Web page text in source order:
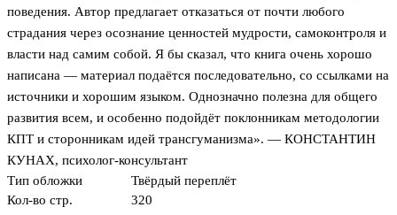
поведения. Автор предлагает отказаться от почти любого
страдания через осознание ценностей мудрости, самоконтроля и
власти над самим собой. Я бы сказал, что книга очень хорошо
написана — материал подаётся последовательно, со ссылками на
источники и хорошим языком. Однозначно полезна для общего
развития всем, и особенно подойдёт поклонникам методологии
КПТ и сторонникам идей трансгуманизма». — КОНСТАНТИН
КУНАХ, психолог-консультант
Тип обложки
Твёрдый переплёт
Кол-во стр.
320